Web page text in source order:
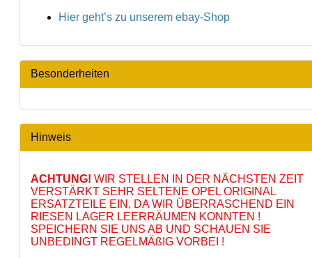
Hier geht’s zu unserem ebay-Shop
Besonderheiten
Hinweis
ACHTUNG! WIR STELLEN IN DER NÄCHSTEN ZEIT
VERSTÄRKT SEHR SELTENE OPEL ORIGINAL
ERSATZTEILE EIN, DA WIR ÜBERRASCHEND EIN
RIESEN LAGER LEERRÄUMEN KONNTEN !
SPEICHERN SIE UNS AB UND SCHAUEN SIE
UNBEDINGT REGELMÄßIG VORBEI !